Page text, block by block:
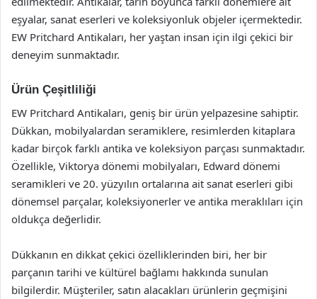
eşyalar, sanat eserleri ve koleksiyonluk objeler içermektedir.
EW Pritchard Antikaları, her yaştan insan için ilgi çekici bir
deneyim sunmaktadır.
Ürün Çeşitliliği
EW Pritchard Antikaları, geniş bir ürün yelpazesine sahiptir.
Dükkan, mobilyalardan seramiklere, resimlerden kitaplara
kadar birçok farklı antika ve koleksiyon parçası sunmaktadır.
Özellikle, Viktorya dönemi mobilyaları, Edward dönemi
seramikleri ve 20. yüzyılın ortalarına ait sanat eserleri gibi
dönemsel parçalar, koleksiyonerler ve antika meraklıları için
oldukça değerlidir.
Dükkanın en dikkat çekici özelliklerinden biri, her bir
parçanın tarihi ve kültürel bağlamı hakkında sunulan
bilgilerdir. Müşteriler, satın alacakları ürünlerin geçmişini